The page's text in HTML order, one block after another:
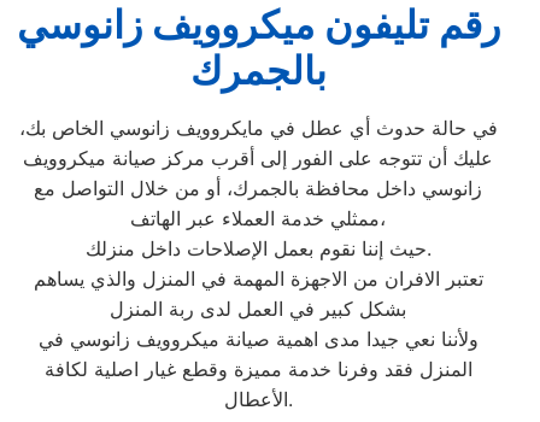
رقم تليفون ميكروويف زانوسي
بالجمرك
في حالة حدوث أي عطل في مايكروويف زانوسي الخاص بك،
عليك أن تتوجه على الفور إلى أقرب مركز صيانة ميكروويف
زانوسي داخل محافظة بالجمرك، أو من خلال التواصل مع
ممثلي خدمة العملاء عبر الهاتف،
حيث إننا نقوم بعمل الإصلاحات داخل منزلك.
تعتبر الافران من الاجهزة المهمة في المنزل والذي يساهم
بشكل كبير في العمل لدى ربة المنزل
ولأننا نعي جيدا مدى اهمية صيانة ميكروويف زانوسي في
المنزل فقد وفرنا خدمة مميزة وقطع غيار اصلية لكافة
الأعطال.